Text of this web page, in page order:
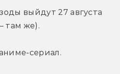
выйдут 27 августа
там же).
сериал.